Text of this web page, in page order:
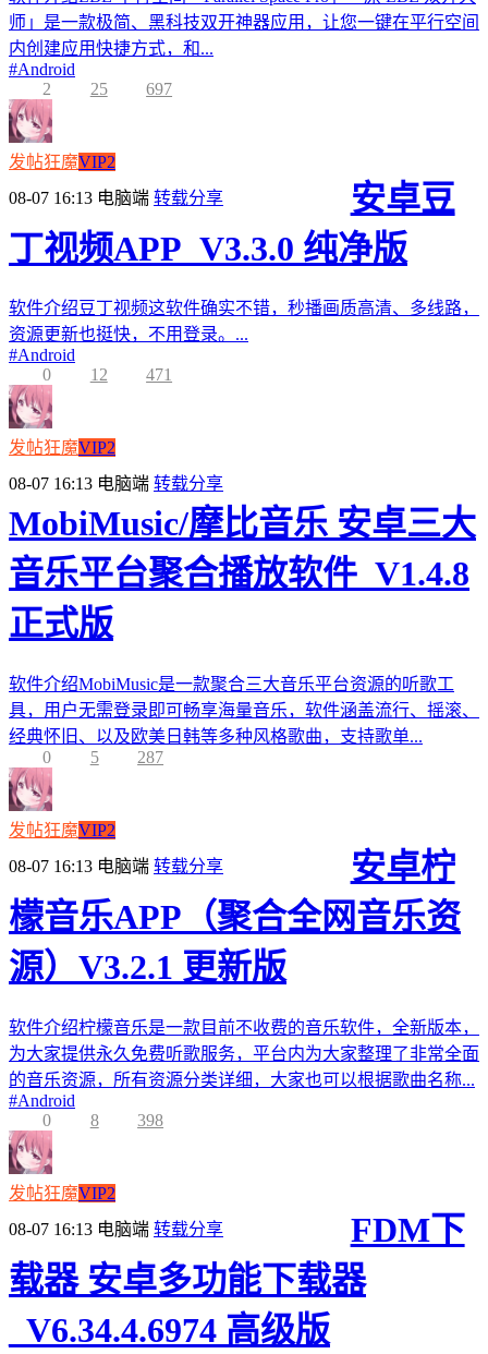
师」是一款极简、黑科技双开神器应用，让您一键在平行空间
内创建应用快捷方式，和...
#Android
2
25 697
发帖狂魔VIP2
08-07 16:13 电脑端 转载分享
安卓豆
丁视频APP_V3.3.0 纯净版
软件介绍豆丁视频这软件确实不错，秒播画质高清、多线路，
资源更新也挺快，不用登录。...
#Android
0
12 471
发帖狂魔VIP2
08-07 16:13 电脑端 转载分享
MobiMusic/摩比音乐 安卓三大
音乐平台聚合播放软件_V1.4.8
正式版
软件介绍MobiMusic是一款聚合三大音乐平台资源的听歌工
具，用户无需登录即可畅享海量音乐，软件涵盖流行、摇滚、
经典怀旧、以及欧美日韩等多种风格歌曲，支持歌单...
0
5 287
发帖狂魔VIP2
08-07 16:13 电脑端 转载分享
安卓柠
檬音乐APP（聚合全网音乐资
源）V3.2.1 更新版
软件介绍柠檬音乐是一款目前不收费的音乐软件，全新版本，
为大家提供永久免费听歌服务，平台内为大家整理了非常全面
的音乐资源，所有资源分类详细，大家也可以根据歌曲名称...
#Android
0
8 398
发帖狂魔VIP2
08-07 16:13 电脑端 转载分享
FDM下
载器 安卓多功能下载器
_V6.34.4.6974 高级版